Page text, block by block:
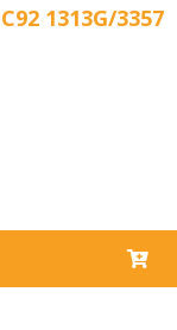
1313G/3357